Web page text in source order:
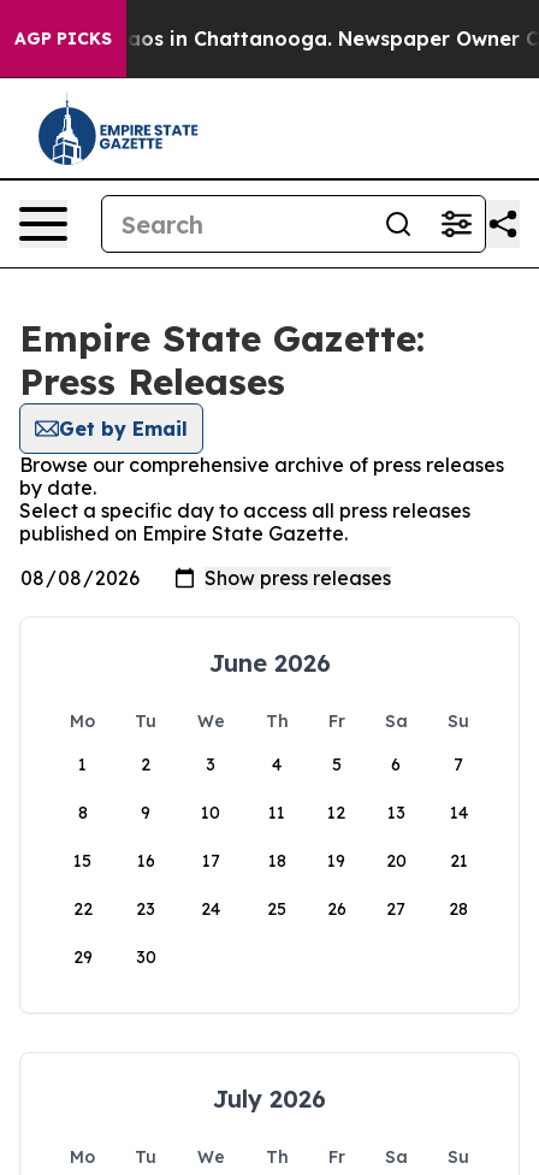
AGP PICKSChaos in Chattanooga. Newspaper Owner
Empire State Gazette:
Press Releases
Get by Email
Browse our comprehensive archive of press releases
by date.
Select a specific day to access all press releases
published on Empire State Gazette.
June 2026
Mo Tu We Th Fr Sa
Su
1
2 3 4 5 6 7
8 9 10 11 12 13 14
15 16 17 18 19 20 21
22 23 24 25 26 27 28
29 30
July 2026
Mo Tu We Th Fr Sa
Su